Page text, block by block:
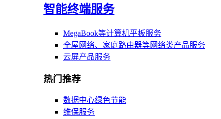
智能终端服务
MegaBook等计算机平板服务
全屋网络、家庭路由器等网络类产品服务
云屏产品服务
热门推荐
数据中心绿色节能
维保服务